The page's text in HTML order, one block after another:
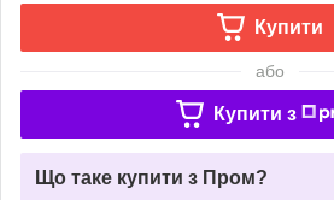
Купити
або
Купити з
Що таке купити з Пром?